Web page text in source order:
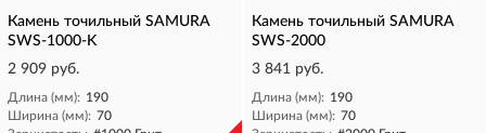
Камень точильный SAMURA
SWS-1000-K
2 909 руб.
Длина (мм): 190
Ширина (мм): 70
Камень точильный SAMURA
SWS-2000
3 841 руб.
Длина (мм): 190
Ширина (мм): 70